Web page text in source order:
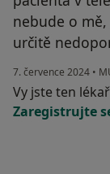
nebude o
určitě
7. července 2024 •
Vy jste ten
Zaregistrujte